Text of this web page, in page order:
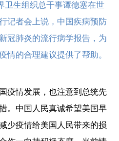
卫生组织总干事谭德塞在世
记者会上说，中国疾病预防
冠肺炎的流行病学报告，为
情的合理建议提供了帮助。
疫情发展，也注意到总统先
。中国人民真诚希望美国早
少疫情给美国人民带来的损